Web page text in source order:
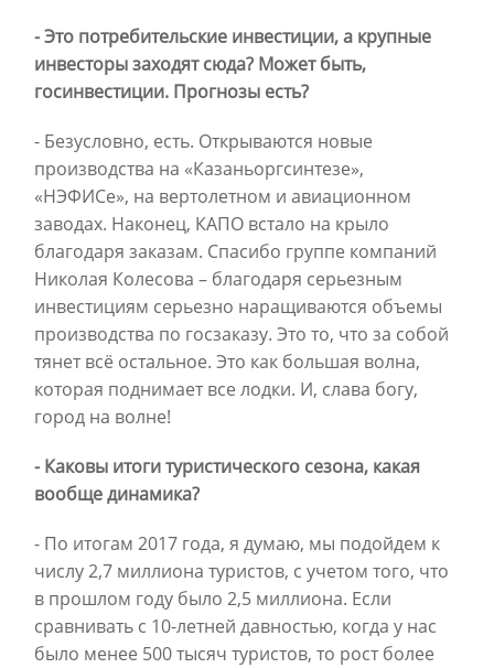
- Это потребительские инвестиции, а крупные
инвесторы заходят сюда? Может быть,
госинвестиции. Прогнозы есть?
- Безусловно, есть. Открываются новые
производства на «Казаньоргсинтезе»,
«НЭФИСе», на вертолетном и авиационном
заводах. Наконец, КАПО встало на крыло
благодаря заказам. Спасибо группе компаний
Николая Колесова – благодаря серьезным
инвестициям серьезно наращиваются объемы
производства по госзаказу. Это то, что за собой
тянет всё остальное. Это как большая волна,
которая поднимает все лодки. И, слава богу,
город на волне!
- Каковы итоги туристического сезона, какая
вообще динамика?
- По итогам 2017 года, я думаю, мы подойдем к
числу 2,7 миллиона туристов, с учетом того, что
в прошлом году было 2,5 миллиона. Если
сравнивать с 10-летней давностью, когда у нас
было менее 500 тысяч туристов, то рост более